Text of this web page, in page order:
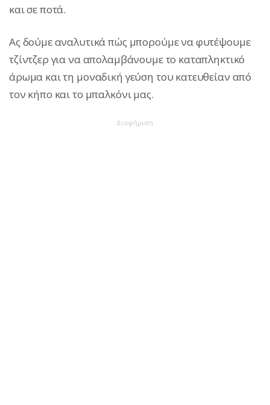
και σε ποτά.
Ας δούμε αναλυτικά πώς μπορούμε να φυτέψουμε
τζίντζερ για να απολαμβάνουμε το καταπληκτικό
άρωμα και τη μοναδική γεύση του κατευθείαν από
τον κήπο και το μπαλκόνι μας.
Διαφήμιση